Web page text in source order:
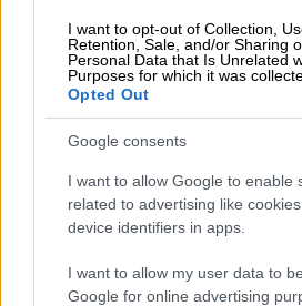
I want to opt-out of Collection,
Retention, Sale, and/or Sharing
Personal Data that Is Unrelated
Purposes for which it was
Opted Out
Google consents
I want to allow Google to enable
related to advertising like
device identifiers in apps.
I want to allow my user data to
Google for online advertising
να τραγουδήσουν και να
πανηγυρίσουν για τη νίκη,
μνήμη τις μέρες του φόβου
δυστυχίας. Όμως, στο
τραπέζι, υπάρχουν πολλές
-αυτή η χαρμόσυνη μέρα
ζωές. Δε θα γιορτάσουν
πολυαναμενόμενη
κανονικότητα, αλλά και τη
πεσόντων.